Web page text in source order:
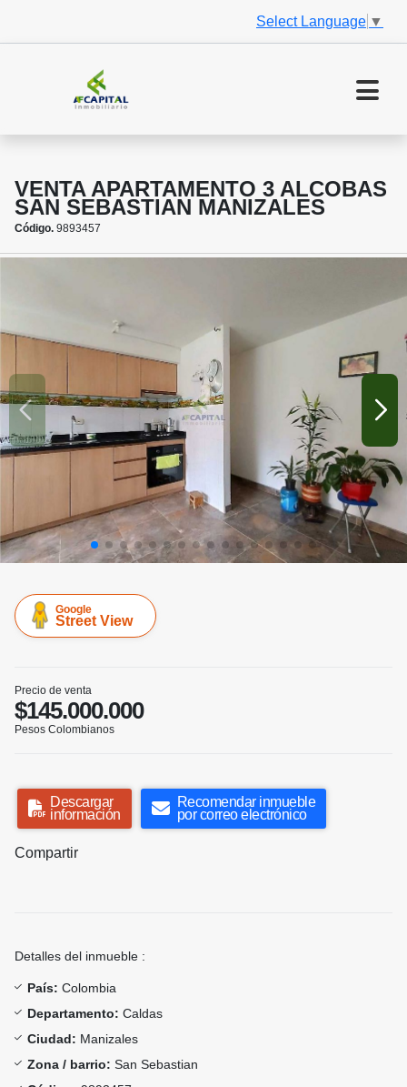
Select Language ▼
VENTA APARTAMENTO 3 ALCOBAS
SAN SEBASTIAN MANIZALES
Código. 9893457
Google
Street View
Precio de venta
$145.000.000
Pesos Colombianos
Descargar
información
Recomendar inmueble
por correo electrónico
Compartir
Detalles del inmueble :
País: Colombia
Departamento: Caldas
Ciudad: Manizales
Zona / barrio: San Sebastian